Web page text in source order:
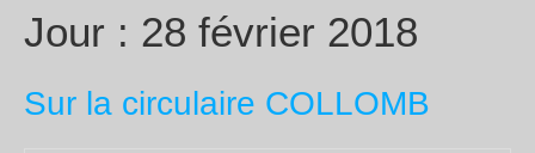
Jour : 28 février 2018
Sur la circulaire COLLOMB